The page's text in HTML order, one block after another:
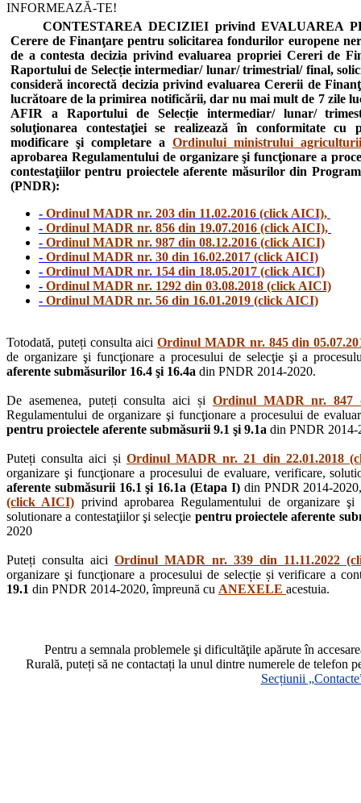
INFORMEAZĂ-TE!
CONTESTAREA DECIZIEI privind EVALUAREA
Cerere de Finanţare pentru solicitarea fondurilor europene
de a contesta decizia privind evaluarea propriei Cereri de
Raportului de Selecție intermediar/ lunar/ trimestrial/ final,
consideră incorectă decizia privind evaluarea Cererii de
lucrătoare de la primirea notificării, dar nu mai mult de 7 zile
AFIR a Raportului de Selecție intermediar/ lunar/
soluţionarea contestaţiei se realizează în conformitate cu
modificare şi completare a Ordinului ministrului
aprobarea Regulamentului de organizare şi funcţionare a
contestaţiilor pentru proiectele aferente măsurilor din
(PNDR):
- Ordinul MADR nr. 203 din 11.02.2016 (click AICI),
- Ordinul MADR nr. 856 din 19.07.2016 (click AICI),
- Ordinul MADR nr. 987 din 08.12.2016 (click AICI)
- Ordinul MADR nr. 30 din 16.02.2017 (click AICI)
- Ordinul MADR nr. 154 din 18.05.2017 (click AICI)
- Ordinul MADR nr. 1292 din 03.08.2018 (click AICI)
- Ordinul MADR nr. 56 din 16.01.2019 (click AICI)
Totodată, puteți consulta aiciOrdinul MADR nr. 845 din
de organizare şi funcţionare a procesului de selecţie şi a
aferente submăsurilor 16.4 şi 16.4a din PNDR 2014-2020.
De asemenea, puteți consulta aici și Ordinul MADR nr. 847
Regulamentului de organizare şi funcţionare a procesului de
pentru proiectele aferente submăsurii 9.1 şi 9.1a din PNDR 2014-
Puteți consulta aici și Ordinul MADR nr. 21 din 22.01.2018
organizare şi funcţionare a procesului de evaluare, verificare,
aferente submăsurii 16.1 şi 16.1a (Etapa I)din PNDR 2014-
(click AICI) privind aprobarea Regulamentului de organizare
solutionare a contestaţiilor şi selecţie pentru proiectele aferente
2020
Puteți consulta aici Ordinul MADR nr. 339 din 11.11.2022
organizare şi funcţionare a procesului de selecție și verificare a
19.1 din PNDR 2014-2020, împreună cu ANEXELE acestuia.
Pentru a semnala problemele şi dificultăţile apărute în
Rurală, puteți să ne contactați la unul dintre numerele de telefon
Secțiunii